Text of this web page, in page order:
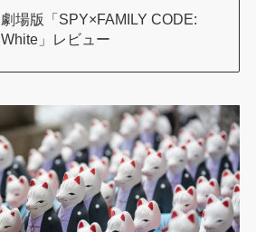
劇場版「SPY×FAMILY CODE:
White」レビュー